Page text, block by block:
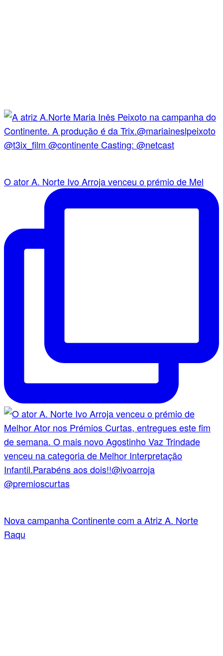
O ator A. Norte Ivo Arroja venceu o prémio de Mel
Nova campanha Continente com a Atriz A. Norte
Raqu